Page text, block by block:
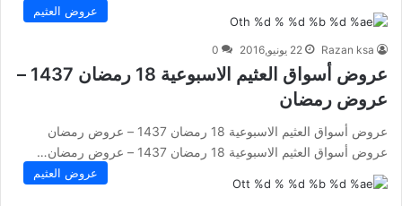
عروض العثيم
Razan ksa 22 يونيو,2016 0
عروض أسواق العثيم الاسبوعية 18 رمضان 1437 –
عروض رمضان
عروض أسواق العثيم الاسبوعية 18 رمضان 1437 – عروض رمضان
عروض أسواق العثيم الاسبوعية 18 رمضان 1437 – عروض رمضان…
عروض العثيم